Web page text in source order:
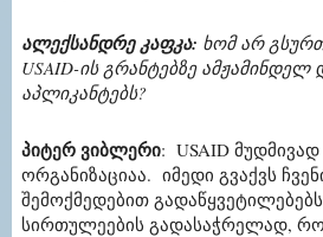
ალექსანდრე კაფკა: ხომ არ
USAID-ის გრანტებზეამჟამინდელ
აპლიკანტებს?
პიტერ ვიბლერი: USAID
ორგანიზაციაა. იმედი გვაქვს
შემოქმედებით
სირთულეების გადასაჭრელად,